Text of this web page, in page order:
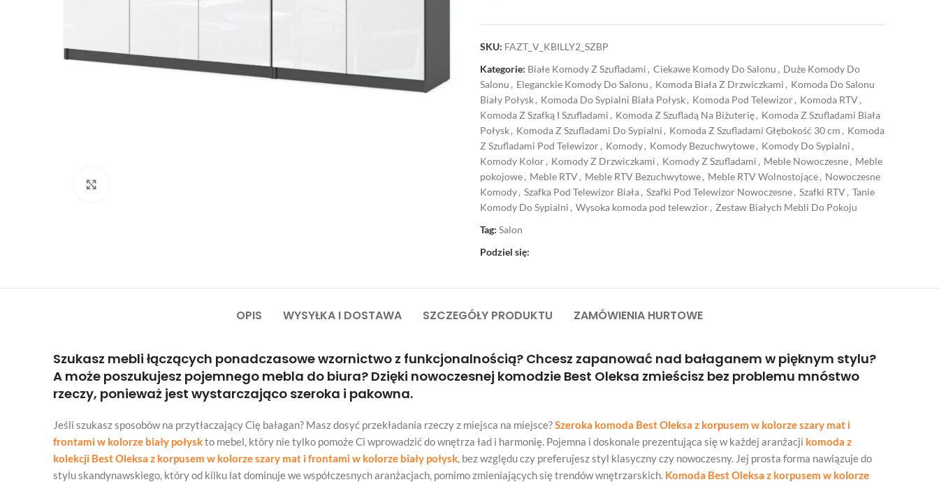
SKU: FAZT_V_KBILLY2_SZBP
Kategorie: Białe Komody Z Szufladami , Ciekawe Komody Do Salonu , Duże Komody Do
Salonu , Eleganckie Komody Do Salonu , Komoda Biała Z Drzwiczkami , Komoda Do Salonu
Biały Połysk, Komoda Do Sypialni Biała Połysk, Komoda Pod Telewizor, Komoda RTV,
Komoda Z Szafką I Szufladami , Komoda Z Szufladą Na Biżuterię, Komoda Z Szufladami Biała
Połysk, Komoda Z Szufladami Do Sypialni , Komoda Z Szufladami Głębokość 30 cm , Komoda
Z Szufladami Pod Telewizor, Komody, Komody Bezuchwytowe, Komody Do Sypialni ,
Komody Kolor, Komody Z Drzwiczkami , Komody Z Szufladami , Meble Nowoczesne, Meble
pokojowe, Meble RTV, Meble RTV Bezuchwytowe, Meble RTV Wolnostojące, Nowoczesne
Komody, Szafka Pod Telewizor Biała, Szafki Pod Telewizor Nowoczesne, Szafki RTV, Tanie
Komody Do Sypialni , Wysoka komoda pod telewzior, Zestaw Białych Mebli Do Pokoju
Tag: Salon
Podziel się:
OPIS WYSYŁKA I DOSTAWA SZCZEGÓŁY PRODUKTU ZAMÓWIENIA HURTOWE
Szukasz mebli łączących ponadczasowe wzornictwo z funkcjonalnością? Chcesz zapanować nad bałaganem w pięknym stylu?
A może poszukujesz pojemnego mebla do biura? Dzięki nowoczesnej komodzie Best Oleksa zmieścisz bez problemu mnóstwo
rzeczy, ponieważ jest wystarczająco szeroka i pakowna.
Jeśli szukasz sposobów na przytłaczający Cię bałagan? Masz dosyć przekładania rzeczy z miejsca na miejsce?Szeroka komoda Best Oleksa z korpusem w kolorze szary mat i
frontami w kolorze biały połyskto mebel, który nie tylko pomoże Ci wprowadzić do wnętrza ład i harmonię. Pojemna i doskonale prezentująca się w każdej aranżacji komoda z
kolekcji Best Oleksa z korpusem w kolorze szary mat i frontami w kolorze biały połysk, bez względu czy preferujesz styl klasyczny czy nowoczesny. Jej prosta forma nawiązuje do
stylu skandynawskiego, który od kilku lat dominuje we współczesnych aranżacjach, pomimo zmieniających się trendów wnętrzarskich. Komoda Best Oleksa z korpusem w kolorze